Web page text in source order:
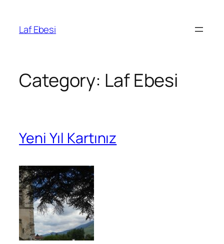
content
Laf Ebesi
Category: Laf Ebesi
Yeni Yıl Kartınız